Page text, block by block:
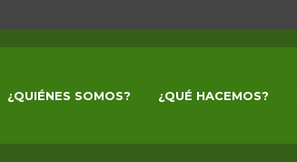
¿QUIÉNES SOMOS? ¿QUÉ HACEMOS?